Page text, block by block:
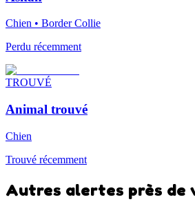
Chien • Border Collie
Perdu récemment
TROUVÉ
Animal trouvé
Chien
Trouvé récemment
Autres alertes près de